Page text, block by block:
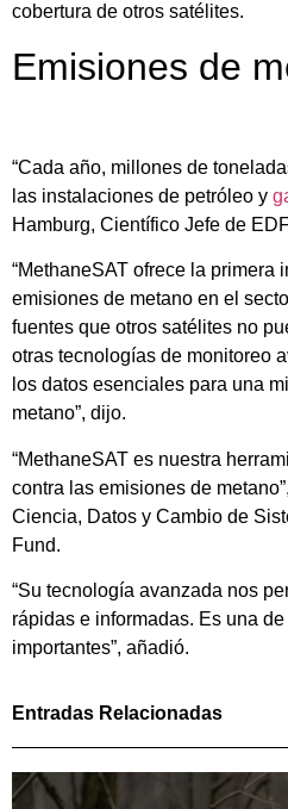
cobertura de otros satélites.
Emisiones de
“Cada año, millones de
las instalaciones de petróleo y
Hamburg, Científico Jefe de
“MethaneSAT ofrece la primera
emisiones de metano en el
fuentes que otros satélites no
otras tecnologías de monitoreo
los datos esenciales para una
metano”, dijo.
“MethaneSAT es nuestra
contra las emisiones de
Ciencia, Datos y Cambio de
Fund.
“Su tecnología avanzada nos
rápidas e informadas. Es una
importantes”, añadió.
Entradas Relacionadas